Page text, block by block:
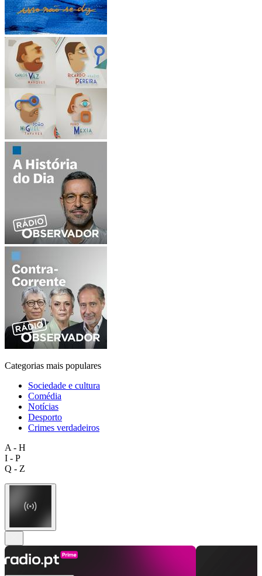
Categorias mais populares
Sociedade e cultura
Comédia
Notícias
Desporto
Crimes verdadeiros
A - H
I - P
Q - Z